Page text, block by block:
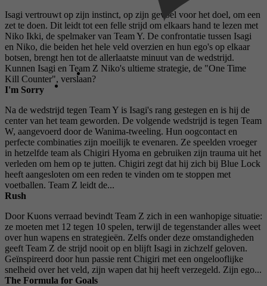
Isagi vertrouwt op zijn instinct, op zijn gevoel voor het doel, om een
​​zet te doen. Dit leidt tot een felle strijd om elkaars hand te lezen met
Niko Ikki, de spelmaker van Team Y. De confrontatie tussen Isagi
en Niko, die beiden het hele veld overzien en hun ego's op elkaar
botsen, brengt hen tot de allerlaatste minuut van de wedstrijd.
Kunnen Isagi en Team Z Niko's ultieme strategie, de "One Time
Kill Counter", verslaan?
I'm Sorry
Na de wedstrijd tegen Team Y is Isagi's rang gestegen en is hij de
center van het team geworden. De volgende wedstrijd is tegen Team
W, aangevoerd door de Wanima-tweeling. Hun oogcontact en
perfecte combinaties zijn moeilijk te evenaren. Ze speelden vroeger
in hetzelfde team als Chigiri Hyoma en gebruiken zijn trauma uit het
verleden om hem op te jutten. Chigiri zegt dat hij zich bij Blue Lock
heeft aangesloten om een ​​reden te vinden om te stoppen met
voetballen. Team Z leidt de...
Rush
Door Kuons verraad bevindt Team Z zich in een wanhopige situatie:
ze moeten met 12 tegen 10 spelen, terwijl de tegenstander alles weet
over hun wapens en strategieën. Zelfs onder deze omstandigheden
geeft Team Z de strijd nooit op en blijft Isagi in zichzelf geloven.
Geïnspireerd door hun passie rent Chigiri met een ongelooflijke
snelheid over het veld, zijn wapen dat hij heeft verzegeld. Zijn ego...
The Formula for Goals